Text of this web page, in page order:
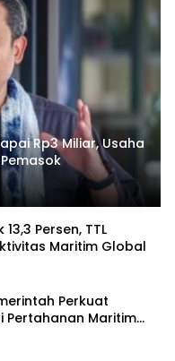
Rp3 Miliar, Usaha
Persen, TTL
Maritim Global
Perkuat
Pertahanan Maritim